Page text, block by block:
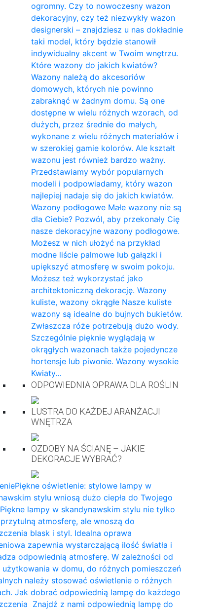
ogromny. Czy to nowoczesny wazon
dekoracyjny, czy też niezwykły wazon
designerski – znajdziesz u nas dokładnie
taki model, który będzie stanowił
indywidualny akcent w Twoim wnętrzu.
Które wazony do jakich kwiatów?
Wazony należą do akcesoriów
domowych, których nie powinno
zabraknąć w żadnym domu. Są one
dostępne w wielu różnych wzorach, od
dużych, przez średnie do małych,
wykonane z wielu różnych materiałów i
w szerokiej gamie kolorów. Ale kształt
wazonu jest również bardzo ważny.
Przedstawiamy wybór popularnych
modeli i podpowiadamy, który wazon
najlepiej nadaje się do jakich kwiatów.
Wazony podłogowe Małe wazony nie są
dla Ciebie? Pozwól, aby przekonały Cię
nasze dekoracyjne wazony podłogowe.
Możesz w nich ułożyć na przykład
modne liście palmowe lub gałązki i
upiększyć atmosferę w swoim pokoju.
Możesz też wykorzystać jako
architektoniczną dekorację. Wazony
kuliste, wazony okrągłe Nasze kuliste
wazony są idealne do bujnych bukietów.
Zwłaszcza róże potrzebują dużo wody.
Szczególnie pięknie wyglądają w
okrągłych wazonach także pojedyncze
hortensje lub piwonie. Wazony wysokie
Kwiaty…
ODPOWIEDNIA OPRAWA DLA ROŚLIN
LUSTRA DO KAŻDEJ ARANŻACJI
WNĘTRZA
OZDOBY NA ŚCIANĘ – JAKIE
DEKORACJE WYBRAĆ?
Piękne oświetlenie: stylowe lampy w
stylu wniosą dużo ciepła do Twojego
lampy w skandynawskim stylu nie tylko
atmosferę, ale wnoszą do
blask i styl. Idealna oprawa
zapewnia wystarczającą ilość światła i
odpowiednią atmosferę. W zależności od
użytkowania w domu, do różnych pomieszczeń
należy stosować oświetlenie o różnych
Jak dobrać odpowiednią lampę do każdego
Znajdź z nami odpowiednią lampę do